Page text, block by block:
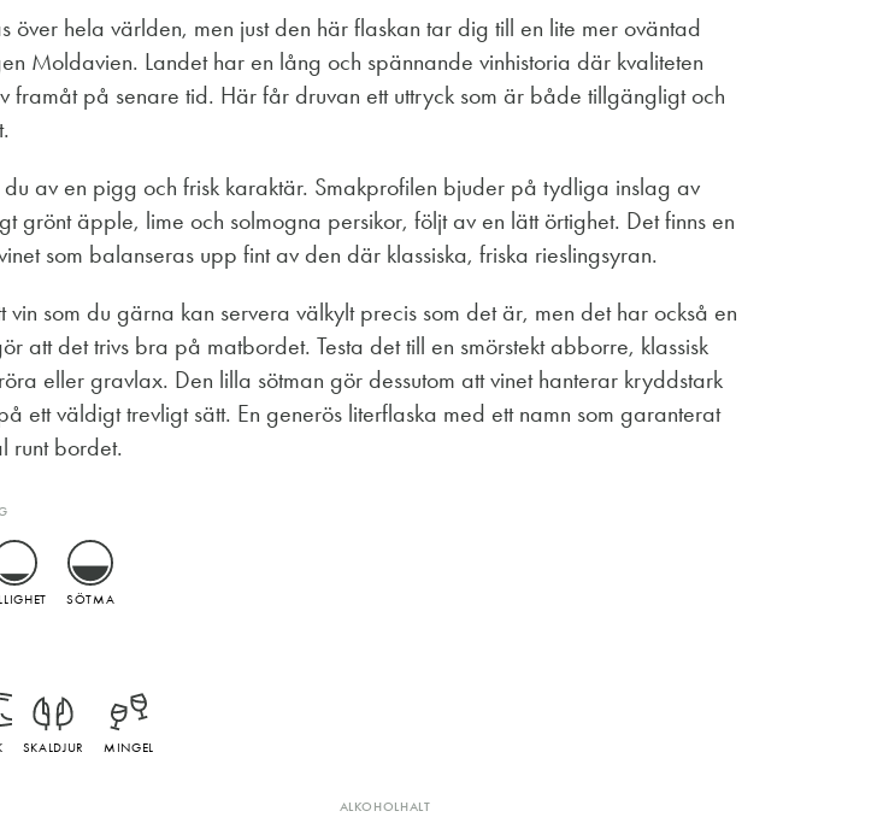
över hela världen, men just den här flaskan tar dig till en lite mer oväntad
Moldavien. Landet har en lång och spännande vinhistoria där kvaliteten
framåt på senare tid. Här får druvan ett uttryck som är både tillgängligt och
du av en pigg och frisk karaktär. Smakprofilen bjuder på tydliga inslag av
grönt äpple, lime och solmogna persikor, följt av en lätt örtighet. Det finns en
som balanseras upp fint av den där klassiska, friska rieslingsyran.
vin som du gärna kan servera välkylt precis som det är, men det har också en
att det trivs bra på matbordet. Testa det till en smörstekt abborre, klassisk
eller gravlax. Den lilla sötman gör dessutom att vinet hanterar kryddstark
ett väldigt trevligt sätt. En generös literflaska med ett namn som garanterat
runt bordet.
SÖTMA
SKALDJUR MINGEL
ALKOHOLHALT